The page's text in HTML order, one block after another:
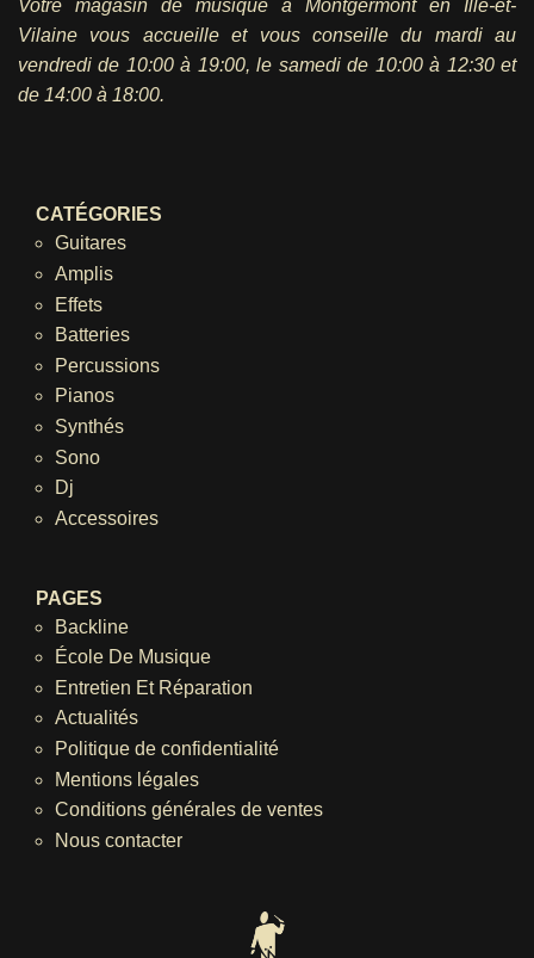
Votre magasin de musique à Montgermont en Ille-et-
Vilaine vous accueille et vous conseille du mardi au
vendredi de 10:00 à 19:00, le samedi de 10:00 à 12:30 et
de 14:00 à 18:00.
CATÉGORIES
Guitares
Amplis
Effets
Batteries
Percussions
Pianos
Synthés
Sono
Dj
Accessoires
PAGES
Backline
École De Musique
Entretien Et Réparation
Actualités
Politique de confidentialité
Mentions légales
Conditions générales de ventes
Nous contacter